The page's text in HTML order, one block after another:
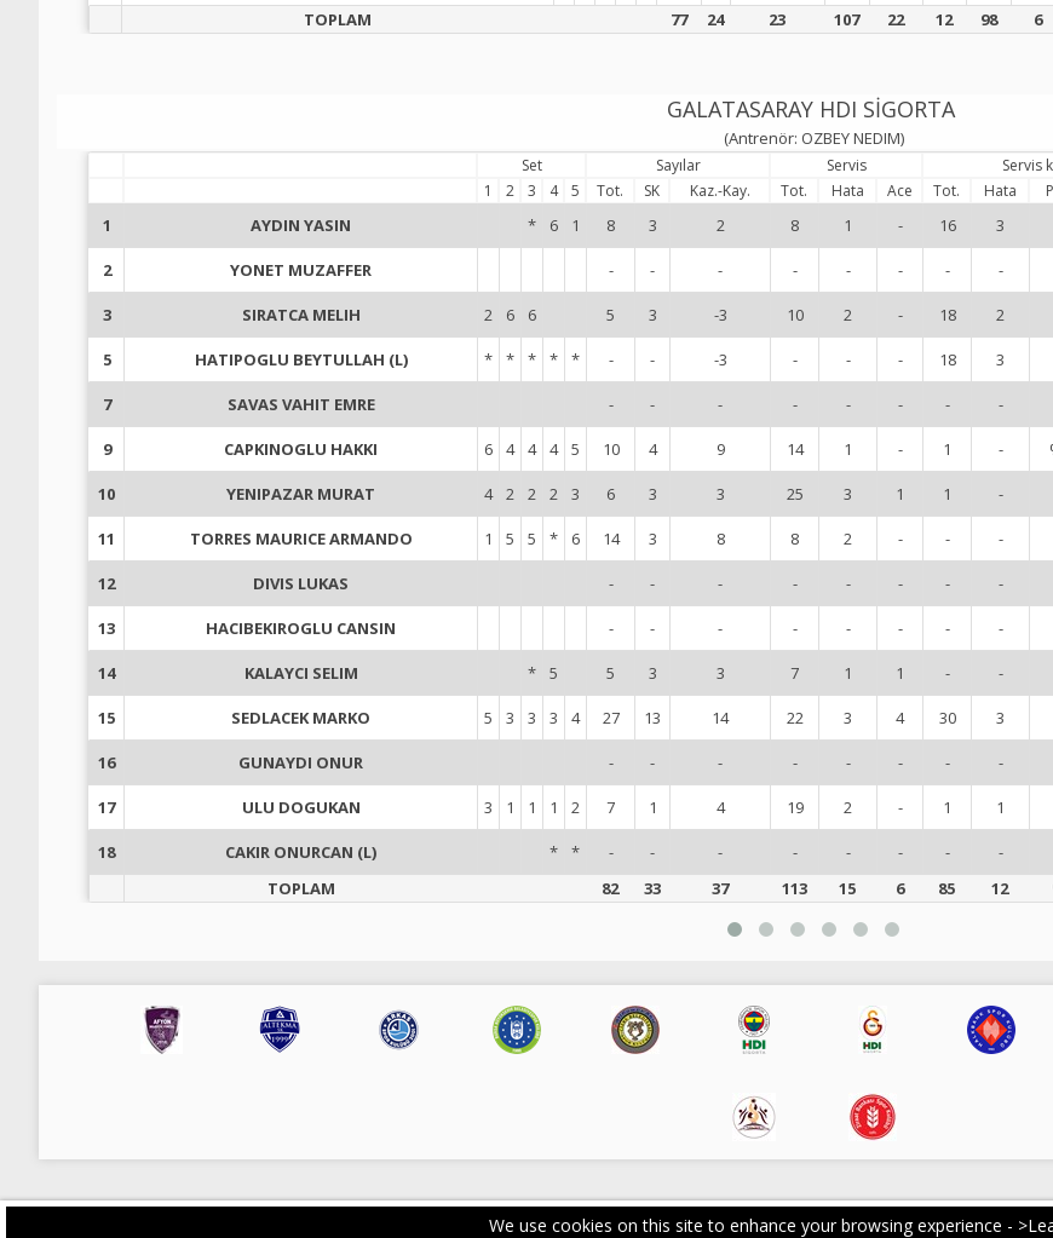
We use cookies on this site to enhance your browsing experience -
TOPLAM
77 24 23 107 22 12 98 6
GALATASARAY HDI SİGORTA
(Antrenör: OZBEY NEDIM)
Set Sayılar Servis Servis
1
2 3 4 5 Tot. SK Kaz.-Kay. Tot. Hata Ace Tot. Hata
1 AYDIN YASIN * 6 1 8 3 2 8 1 - 16 3
2 YONET MUZAFFER - - - - - - - -
3 SIRATCA MELIH 2 6 6 5 3 -3 10 2 - 18 2
5 HATIPOGLU BEYTULLAH (L) * * * * * - - -3 - - - 18 3
7 SAVAS VAHIT EMRE - - - - - - - -
9 CAPKINOGLU HAKKI 6 4 4 4 5 10 4 9 14 1 - 1 -
10 YENIPAZAR MURAT 4 2 2 2 3 6 3 3 25 3 1 1 -
11 TORRES MAURICE ARMANDO 1 5 5 * 6 14 3 8 8 2 - - -
12 DIVIS LUKAS - - - - - - - -
13 HACIBEKIROGLU CANSIN - - - - - - - -
14 KALAYCI SELIM * 5 5 3 3 7 1 1 - -
15 SEDLACEK MARKO 5 3 3 3 4 27 13 14 22 3 4 30 3
16 GUNAYDI ONUR - - - - - - - -
17 ULU DOGUKAN 3 1 1 1 2 7 1 4 19 2 - 1 1
18 CAKIR ONURCAN (L) * * - - - - - - - -
TOPLAM
82 33 37 113 15 6 85 12